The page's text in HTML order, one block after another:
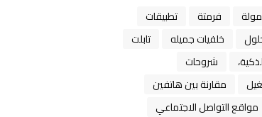
فرمتة
تطبيقات
خلفيات جميله
تابلت
شروحات
مقارنة بين هاتفين
مواقع التواصل الاجتماعي